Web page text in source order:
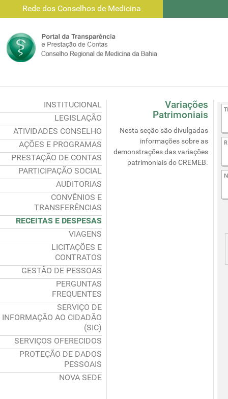
Rede dos Conselhos de Medicina
INSTITUCIONAL
LEGISLAÇÃO
ATIVIDADES CONSELHO
AÇÕES E PROGRAMAS
PRESTAÇÃO DE CONTAS
PARTICIPAÇÃO SOCIAL
AUDITORIAS
CONVÊNIOS E
TRANSFERÊNCIAS
RECEITAS E DESPESAS
VIAGENS
LICITAÇÕES E
CONTRATOS
GESTÃO DE PESSOAS
PERGUNTAS
FREQUENTES
SERVIÇO DE
INFORMAÇÃO AO CIDADÃO
(SIC)
SERVIÇOS OFERECIDOS
PROTEÇÃO DE DADOS
PESSOAIS
NOVA SEDE
Variações
Patrimoniais
Nesta seção são divulgadas
informações sobre as
demonstrações das variações
patrimoniais do CREMEB.